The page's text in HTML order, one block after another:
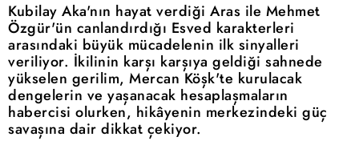
Kubilay Aka'nın hayat verdiği Aras ile Mehmet
Özgür'ün canlandırdığı Esved karakterleri
arasındaki büyük mücadelenin ilk sinyalleri
veriliyor. İkilinin karşı karşıya geldiği sahnede
yükselen gerilim, Mercan Köşk'te kurulacak
dengelerin ve yaşanacak hesaplaşmaların
habercisi olurken, hikâyenin merkezindeki güç
savaşına dair dikkat çekiyor.